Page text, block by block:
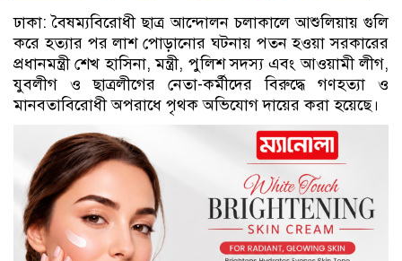
ঢাকা: বৈষম্যবিরোধী ছাত্র আন্দোলন চলাকালে আশুলিয়ায় গুলি
করে হত্যার পর লাশ পোড়ানোর ঘটনায় পতন হওয়া সরকারের
প্রধানমন্ত্রী শেখ হাসিনা, মন্ত্রী, পুলিশ সদস্য এবং আওয়ামী লীগ,
যুবলীগ ও ছাত্রলীগের নেতা-কর্মীদের বিরুদ্ধে গণহত্যা ও
মানবতাবিরোধী অপরাধে পৃথক অভিযোগ দায়ের করা হয়েছে।